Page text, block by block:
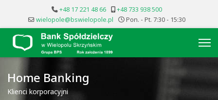
+48 17 221 48 66
+48 733 938 500
wielopole@bswielopole.pl
Pon. - Pt. 7:30 - 15:30
Home Banking
Klienci korporacyjni